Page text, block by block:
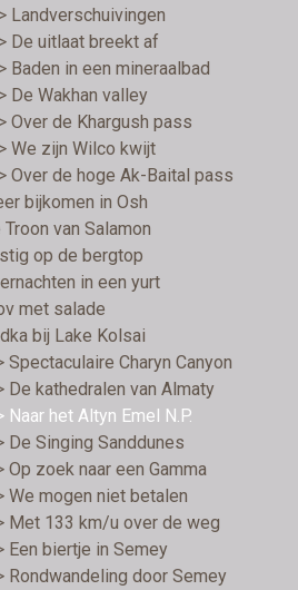
Landverschuivingen
De uitlaat breekt af
Baden in een mineraalbad
De Wakhan valley
Over de Khargush pass
We zijn Wilco kwijt
Over de hoge Ak-Baital pass
bijkomen in Osh
van Salamon
op de bergtop
in een yurt
met salade
bij Lake Kolsai
Charyn Canyon
De kathedralen van Almaty
het Altyn Emel N.P.
De Singing Sanddunes
zoek naar een Gamma
We mogen niet betalen
Met 133 km/u over de weg
Een biertje in Semey
Rondwandeling door Semey